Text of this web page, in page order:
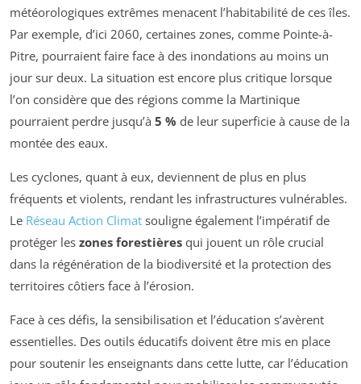
météorologiques extrêmes menacent l’habitabilité de ces îles.
Par exemple, d’ici 2060, certaines zones, comme Pointe-à-
Pitre, pourraient faire face à des inondations au moins un
jour sur deux. La situation est encore plus critique lorsque
l’on considère que des régions comme la Martinique
pourraient perdre jusqu’à 5 % de leur superficie à cause de la
montée des eaux.
Les cyclones, quant à eux, deviennent de plus en plus
fréquents et violents, rendant les infrastructures vulnérables.
Le Réseau Action Climat souligne également l’impératif de
protéger les zones forestières qui jouent un rôle crucial
dans la régénération de la biodiversité et la protection des
territoires côtiers face à l’érosion.
Face à ces défis, la sensibilisation et l’éducation s’avèrent
essentielles. Des outils éducatifs doivent être mis en place
pour soutenir les enseignants dans cette lutte, car l’éducation